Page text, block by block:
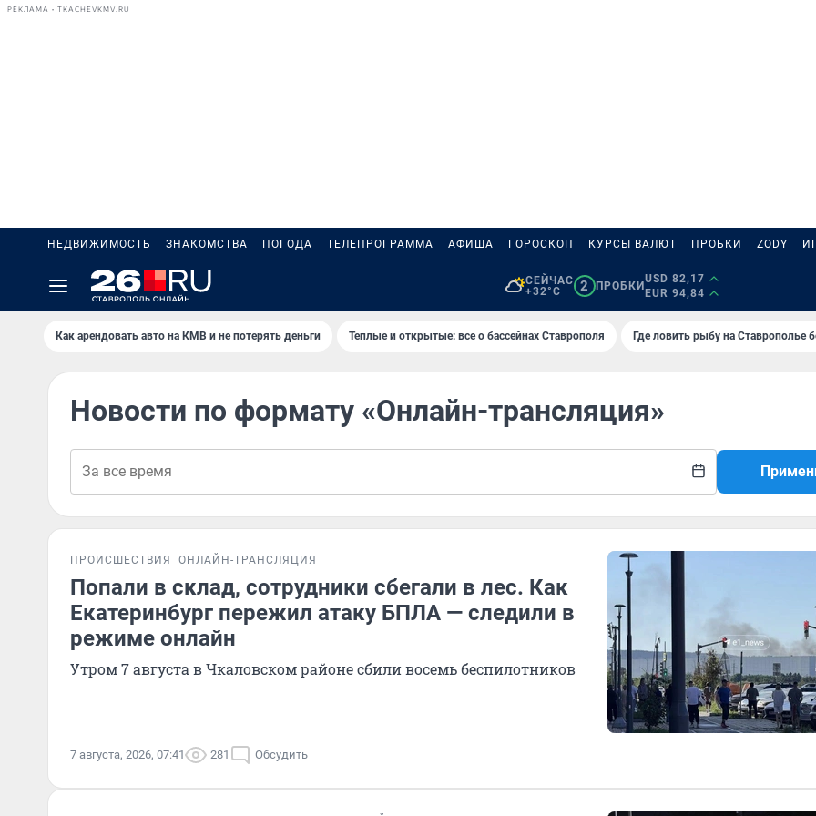
РЕКЛАМА • TKACHEVKMV.RU
НЕДВИЖИМОСТЬ ЗНАКОМСТВА ПОГОДА ТЕЛЕПРОГРАММА АФИША ГОРОСКОП КУРСЫ ВАЛЮТ ПРОБКИ ZODY
СЕЙЧАС
+32°C
2 ПРОБКИ
USD 82,17
EUR 94,84
Как арендовать авто на КМВ и не потерять деньги Теплые и открытые: все о бассейнах Ставрополя Где ловить рыбу на Ставрополье
Новости по формату «Онлайн-трансляция»
ПРОИСШЕСТВИЯ ОНЛАЙН-ТРАНСЛЯЦИЯ
Попали в склад, сотрудники сбегали в лес. Как
Екатеринбург пережил атаку БПЛА — следили в
режиме онлайн
Утром 7 августа в Чкаловском районе сбили восемь беспилотников
7 августа, 2026, 07:41 281 Обсудить